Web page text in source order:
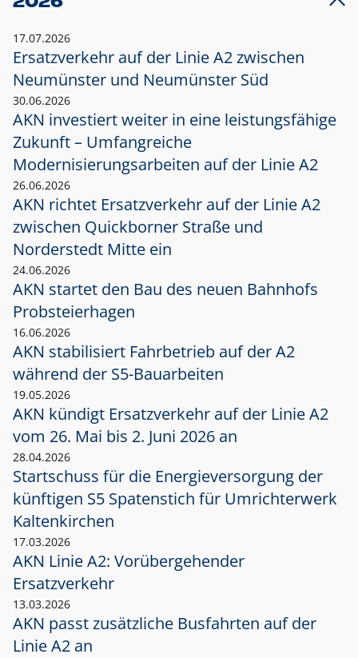
17.07.2026
Ersatzverkehr auf der Linie A2 zwischen
Neumünster und Neumünster Süd
30.06.2026
AKN investiert weiter in eine leistungsfähige
Zukunft – Umfangreiche
Modernisierungsarbeiten auf der Linie A2
26.06.2026
AKN richtet Ersatzverkehr auf der Linie A2
zwischen Quickborner Straße und
Norderstedt Mitte ein
24.06.2026
AKN startet den Bau des neuen Bahnhofs
Probsteierhagen
16.06.2026
AKN stabilisiert Fahrbetrieb auf der A2
während der S5-Bauarbeiten
19.05.2026
AKN kündigt Ersatzverkehr auf der Linie A2
vom 26. Mai bis 2. Juni 2026 an
28.04.2026
Startschuss für die Energieversorgung der
künftigen S5 Spatenstich für Umrichterwerk
Kaltenkirchen
17.03.2026
AKN Linie A2: Vorübergehender
Ersatzverkehr
13.03.2026
AKN passt zusätzliche Busfahrten auf der
Linie A2 an